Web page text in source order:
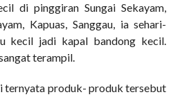
di pinggiran Sungai Sekayam,
Kapuas, Sanggau, ia sehari-
kecil jadi kapal bandong kecil.
terampil.
ternyata produk- produk tersebut